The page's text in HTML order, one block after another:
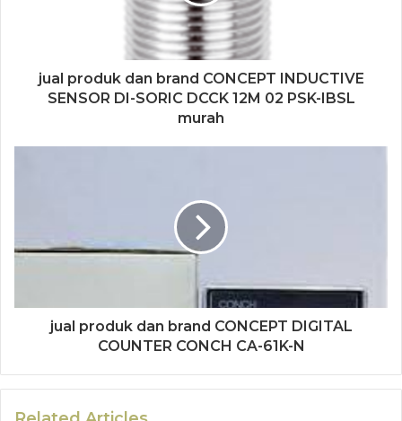
jual produk dan brand CONCEPT INDUCTIVE
SENSOR DI-SORIC DCCK 12M 02 PSK-IBSL
murah
jual produk dan brand CONCEPT DIGITAL
COUNTER CONCH CA-61K-N